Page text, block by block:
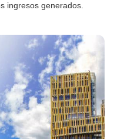
ingresos generados.